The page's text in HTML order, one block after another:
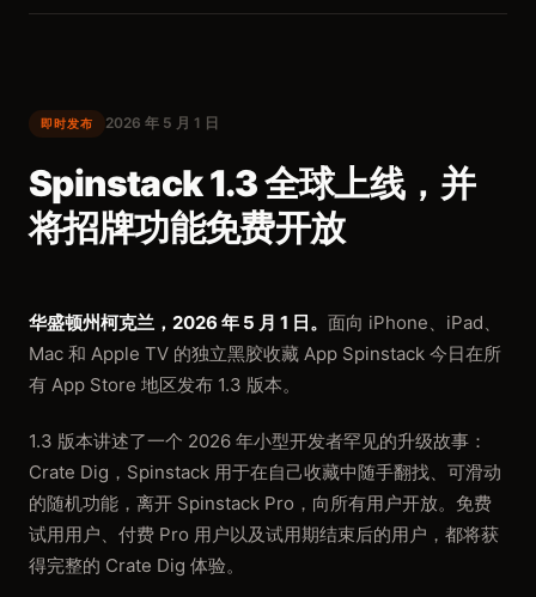
即时发布 2026 年 5 月 1 日
Spinstack 1.3 全球上线，并
将招牌功能免费开放
华盛顿州柯克兰，2026 年 5 月 1 日。 面向 iPhone、iPad、
Mac 和 Apple TV 的独立黑胶收藏 App Spinstack 今日在所
有 App Store 地区发布 1.3 版本。
1.3 版本讲述了一个 2026 年小型开发者罕见的升级故事：
Crate Dig，Spinstack 用于在自己收藏中随手翻找、可滑动
的随机功能，离开 Spinstack Pro，向所有用户开放。免费
试用用户、付费 Pro 用户以及试用期结束后的用户，都将获
得完整的 Crate Dig 体验。